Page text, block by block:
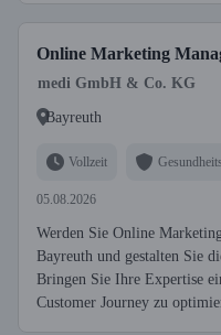
Online Marketing
medi GmbH & Co. KG
Bayreuth
Vollzeit
05.08.2026
Werden Sie Online
Bayreuth und gestalten Sie
Bringen Sie Ihre Expertise
Customer Journey zu